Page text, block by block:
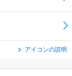
アイコンの説明